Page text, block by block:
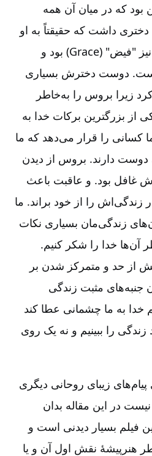
بود که در میان آن همه
داشت که حقیقتاً به او
عشق می‌ورزید و نام او نیز "فیض" (Grace) بود و
دوست دخترش بسیاری
زیرا بروس را به‌خاطر
بزرگترین برکات خدا به
کسانی را قرار می‌دهد که ما
دوست دارند. بروس از دیدن
غافل بود. و عاقبت باعث
را از خود براند. ما
زندگی‌مان بسیاری نکات
آن‌ها خدا را شکر کنیم.
از حد و متمرکز شدن بر
جنبه‌های مثبت زندگی
خدا به ما چشمانی عطا کند
زندگی را ببینیم و نه یک روی
زیبای روحانی دیگری
در این مقاله بدان
فیلم بسیار دیدنی است و
هنرپیشۀ نقش اول آن و یا